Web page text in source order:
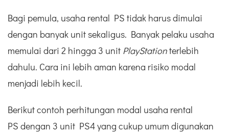
Bagi pemula, usaha rental PS tidak harus dimulai
dengan banyak unit sekaligus. Banyak pelaku usaha
memulai dari 2 hingga 3 unit PlayStationterlebih
dahulu. Cara ini lebih aman karena risiko modal
menjadi lebih kecil.
Berikut contoh perhitungan modal usaha rental
PS dengan 3 unit PS4 yang cukup umum digunakan